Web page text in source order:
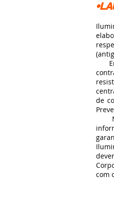
Na
de
No
com